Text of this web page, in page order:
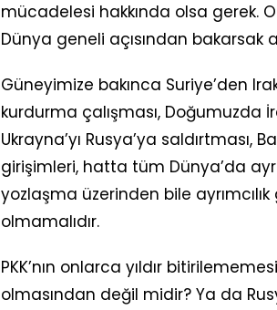
mücadelesi hakkında olsa gerek.
Dünya geneli açısından bakarsak
Güneyimize bakınca Suriye’den
kurdurma çalışması, Doğumuzda
Ukrayna’yı Rusya’ya saldırtması,
girişimleri, hatta tüm Dünya’da
yozlaşma üzerinden bile
olmamalıdır.
PKK’nın onlarca yıldır
olmasından değil midir? Ya da